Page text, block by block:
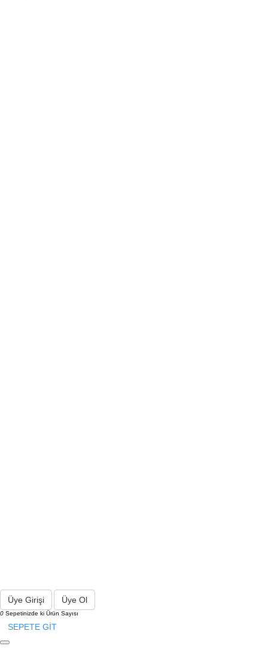
Üye Girişi Üye Ol
0 Sepetinizde ki Ürün Sayısı
SEPETE GİT